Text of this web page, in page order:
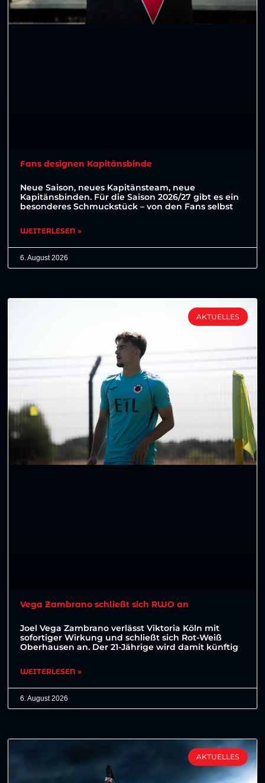
Fans designen Kapitänsbinde
Neue Saison, neues Kapitänsteam, neue
Kapitänsbinden. Für die Saison 2026/27 gibt es ein
besonderes Schmuckstück – von den Fans selbst
WEITERLESEN »
6. August 2026
AKTUELLES
Vega Zambrano schließt sich RWO an
Joel Vega Zambrano verlässt Viktoria Köln mit
sofortiger Wirkung und schließt sich Rot-Weiß
Oberhausen an. Der 21-Jährige wird damit künftig
WEITERLESEN »
6. August 2026
AKTUELLES